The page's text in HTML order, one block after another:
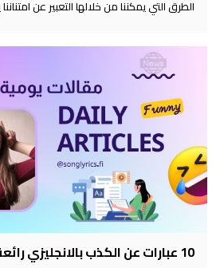
الطرق التي يمكننا من خلالها التعبير عن
10 عبارات عن الكذب بالانجليزي رائعة للمبتدئين